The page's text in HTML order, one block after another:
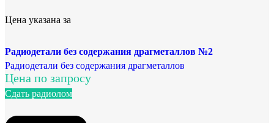
Цена указана за
Радиодетали без содержания драгметаллов №2
Радиодетали без содержания драгметаллов
Цена по запросу
Сдать радиолом